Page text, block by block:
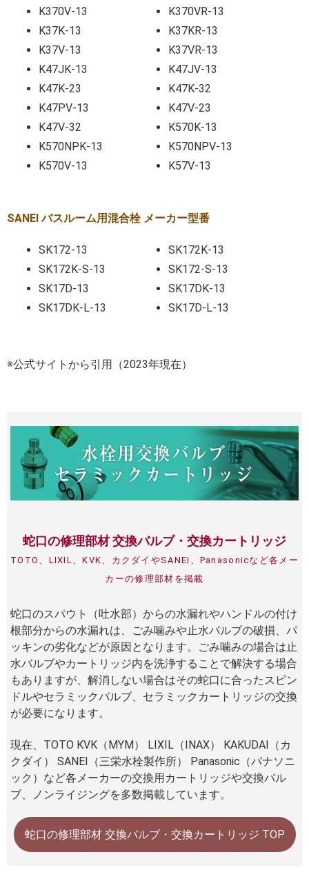
K370V-13
K370VR-13
K37K-13
K37KR-13
K37V-13
K37VR-13
K47JK-13
K47JV-13
K47K-23
K47K-32
K47PV-13
K47V-23
K47V-32
K570K-13
K570NPK-13
K570NPV-13
K570V-13
K57V-13
SANEI バスルーム用混合栓 メーカー型番
SK172-13
SK172K-13
SK172K-S-13
SK172-S-13
SK17D-13
SK17DK-13
SK17DK-L-13
SK17D-L-13
※公式サイトから引用（2023年現在）
蛇口の修理部材 交換バルブ・交換カートリッジ
TOTO、LIXIL、KVK、カクダイやSANEI、Panasonicなど各メー
カーの修理部材を掲載
蛇口のスパウト（吐水部）からの水漏れやハンドルの付け
根部分からの水漏れは、ごみ噛みや止水バルブの破損、パ
ッキンの劣化などが原因となります。ごみ噛みの場合は止
水バルブやカートリッジ内を洗浄することで解決する場合
もありますが、解消しない場合はその蛇口に合ったスピン
ドルやセラミックバルブ、セラミックカートリッジの交換
が必要になります。
現在、TOTO KVK（MYM） LIXIL（INAX） KAKUDAI（カ
クダイ） SANEI（三栄水栓製作所） Panasonic（パナソニ
ック）など各メーカーの交換用カートリッジや交換バル
ブ、ノンライジングを多数掲載しています。
蛇口の修理部材 交換バルブ・交換カートリッジ TOP